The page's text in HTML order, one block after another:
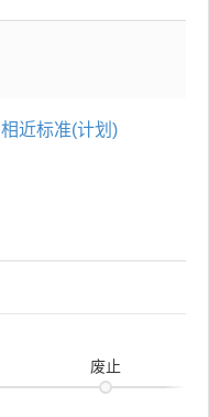
相近标准(计划)
废止